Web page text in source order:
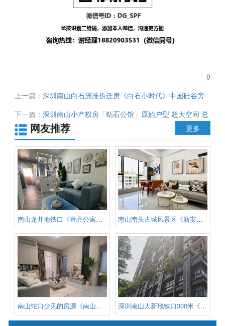
0
上一篇：深圳南山白石洲准拆迁房《白石小时代》中国硅谷旁
世界之窗零距离 通天然气 民水民电 村委确权 68000元一平
下一篇：深圳南山小产权房「钻石公馆」原始户型 超大空间 总
价122万起 南山地铁口50米
网友推荐 更多
南山龙井地铁口《壹品公寓》原始 南山南头古城风景区《新安豪庭》
南山蛇口少见的房源《南山玖御府 深圳南山大新地铁口300米《摩登时